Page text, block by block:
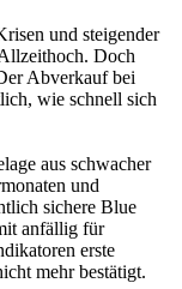
und steigender
Doch
Abverkauf bei
wie schnell sich
aus schwacher
und
sichere Blue
anfällig für
erste
mehr bestätigt.